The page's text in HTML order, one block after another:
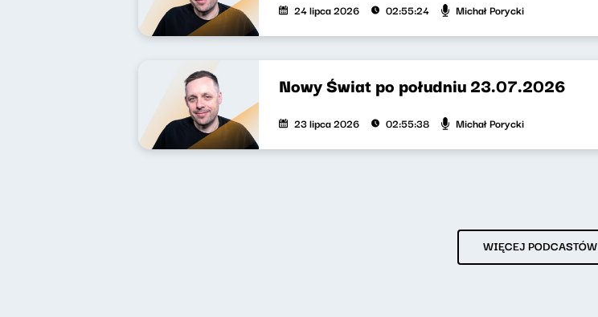
24 lipca 2026 02:55:24 Michał Porycki
Nowy Świat po południu 23.07.2026
23 lipca 2026 02:55:38 Michał Porycki
WIĘCEJ PODCASTÓW